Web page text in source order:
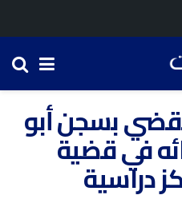
بسجن أبو
في قضية
دراسية